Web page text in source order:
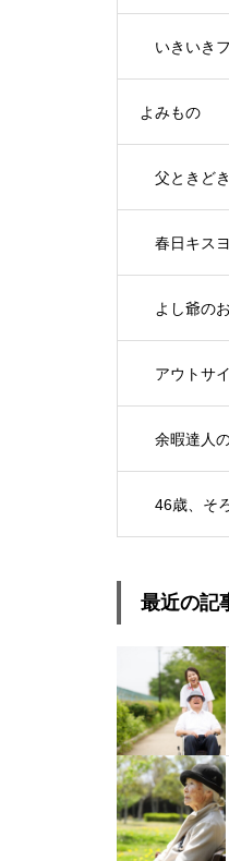
いきいき
よみもの
父ときど
春日キス
よし爺の
アウトサ
余暇達人
46歳、そ
最近の記